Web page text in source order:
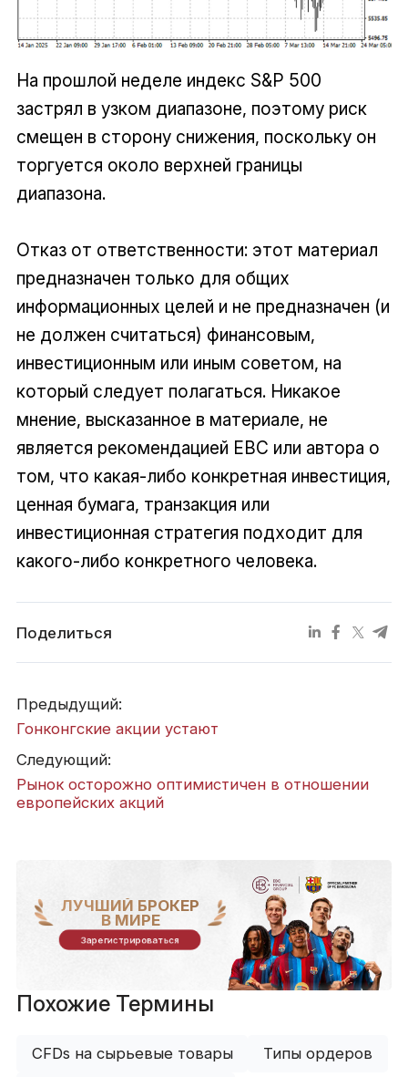
На прошлой неделе индекс S&P 500
застрял в узком диапазоне, поэтому риск
смещен в сторону снижения, поскольку он
торгуется около верхней границы
диапазона.
Отказ от ответственности: этот материал
предназначен только для общих
информационных целей и не предназначен (и
не должен считаться) финансовым,
инвестиционным или иным советом, на
который следует полагаться. Никакое
мнение, высказанное в материале, не
является рекомендацией EBC или автора о
том, что какая-либо конкретная инвестиция,
ценная бумага, транзакция или
инвестиционная стратегия подходит для
какого-либо конкретного человека.
Поделиться
Предыдущий:
Гонконгские акции устают
Следующий:
Рынок осторожно оптимистичен в отношении
европейских акций
ЛУЧШИЙ БРОКЕР
В МИРЕ
Зарегистрироваться
Похожие Термины
CFDs на сырьевые товары Типы ордеров